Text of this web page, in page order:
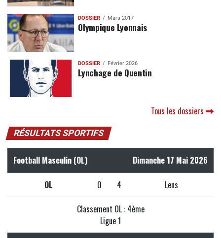
DOSSIER Mars 2017
Olympique Lyonnais
DOSSIER Février 2026
Lynchage de Quentin
Tous les dossiers
RÉSULTATS SPORTIFS
Football Masculin (OL) Dimanche 17 Mai 2026
OL 0 4 Lens
Classement OL : 4ème
Ligue 1